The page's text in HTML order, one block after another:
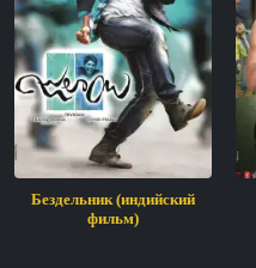
Бездельник (индийский
фильм)